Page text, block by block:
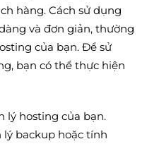
hàng. Cách sử dụng
và đơn giản, thường
của bạn. Để sử
bạn có thể thực hiện
lý hosting của bạn.
lý backup hoặc tính